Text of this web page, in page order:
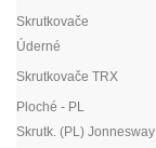
Skrutkovače
Úderné
Skrutkovače TRX
Ploché - PL
Skrutk. (PL) Jonnesway